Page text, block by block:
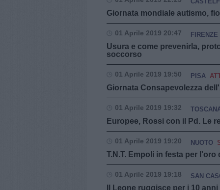
Giornata mondiale autismo,
01 Aprile 2019 20:47 FIRENZE
Usura e come prevenirla,
soccorso
01 Aprile 2019 19:50 PISA
Giornata Consapevolezza
01 Aprile 2019 19:32
Europee, Rossi con il Pd. Le
01 Aprile 2019 19:20 NUOTO
T.N.T. Empoli in festa per
01 Aprile 2019 19:18 SAN
Il Leone ruggisce per i 10